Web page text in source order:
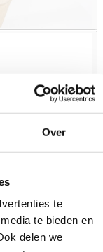
Over
te
te bieden en
delen we
met onze